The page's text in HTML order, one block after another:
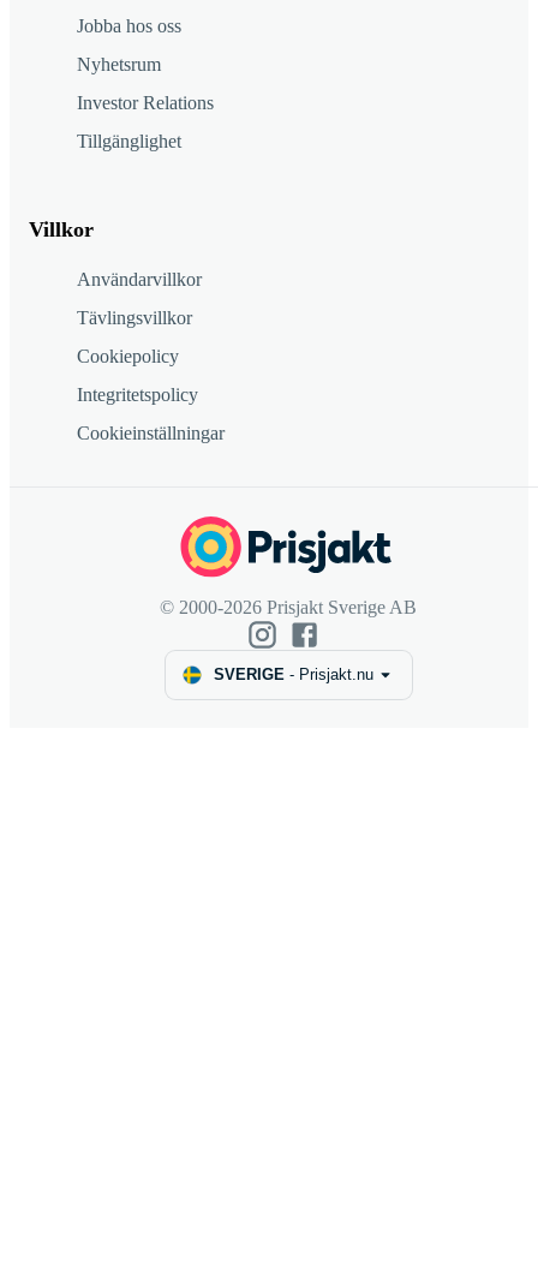
Jobba hos oss
Nyhetsrum
Investor Relations
Tillgänglighet
Villkor
Användarvillkor
Tävlingsvillkor
Cookiepolicy
Integritetspolicy
Cookieinställningar
© 2000-2026 Prisjakt Sverige AB
SVERIGE- Prisjakt.nu